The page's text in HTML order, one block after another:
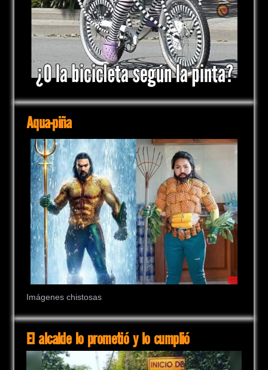
Aqua-piña
Imágenes chistosas
El alcalde lo prometió y lo cumplió